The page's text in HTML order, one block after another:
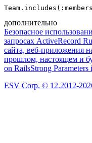
дополнительно
Безопасное
запросах ActiveRecord
сайта, веб-приложения
прошлом, настоящем и
on RailsStrong
ESV Corp. © 12.2012-